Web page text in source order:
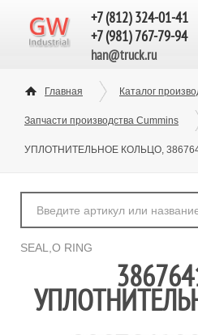
+7 (812) 324-01-41
+7 (981) 767-79-94
han@truck.ru
Главная Каталог
Запчасти производства Cummins
УПЛОТНИТЕЛЬНОЕ КОЛЬЦО,
SEAL,O RING